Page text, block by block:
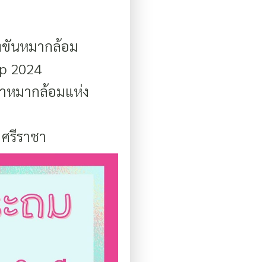
ขันหมากล้อม
2024
หมากล้อมแห่ง
รีราชา